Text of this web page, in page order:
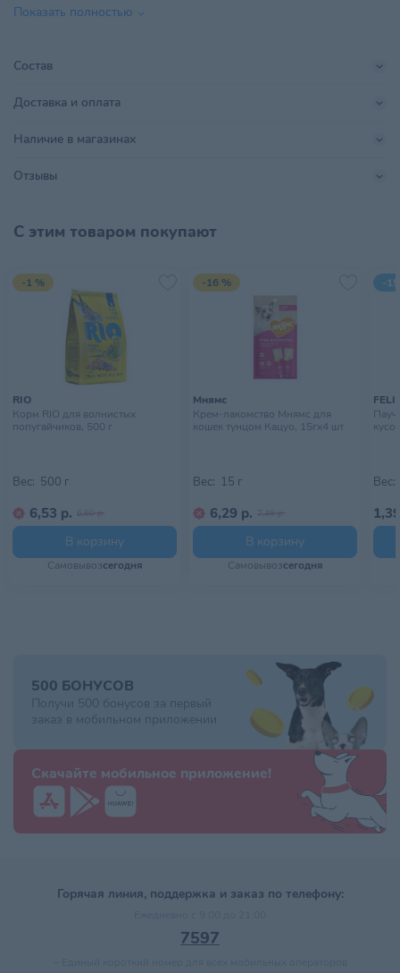
Поставщик
Производитель
Размер питомца
Страна происхождения
Тип упаковки Пачка
Условия хранения
Хранить в сухом, прохладном
месте, недоступном для детей
качественно очистить зубы, уменьшить налет и освежить
Показать полностью
Состав
Доставка и оплата
Наличие в магазинах
Отзывы
С этим товаром покупают
-1 %
RIO
Корм RIO для волнистых
попугайчиков, 500 г
Вес: 500 г
6,53 р. 6,60 р.
В корзину
Самовывозсегодня
-16 %
Мнямс
Крем-лакомство Мнямс для
кошек тунцом Кацуо, 15гх4 шт
Вес: 15 г
6,29 р. 7,49 р.
В корзину
Самовывозсегодня
-
Вес:
500 БОНУСОВ
Получи 500 бонусов за первый
заказ в мобильном приложении
Скачайте мобильное приложение!
Горячая линия, поддержка и заказ по телефону:
7597